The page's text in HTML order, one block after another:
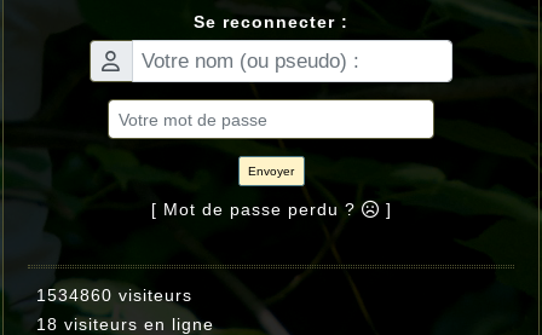
Se reconnecter :
Envoyer
[ Mot de passe perdu ? ]
1534860 visiteurs
18 visiteurs en ligne